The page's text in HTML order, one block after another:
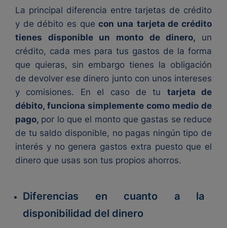
La principal diferencia entre tarjetas de crédito
y de débito es quecon una tarjeta de crédito
tienes disponible un monto de dinero, un
crédito, cada mes para tus gastos de la forma
que quieras, sin embargo tienes la obligación
de devolver ese dinero junto con unos intereses
y comisiones. En el caso de tu tarjeta de
débito, funciona simplemente como medio de
pago, por lo que el monto que gastas se reduce
de tu saldo disponible, no pagas ningún tipo de
interés y no genera gastos extra puesto que el
dinero que usas son tus propios ahorros.
Diferencias en cuanto a la
disponibilidad del dinero